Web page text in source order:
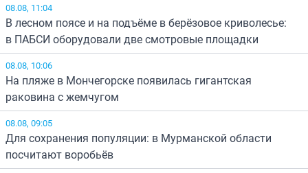
08.08, 11:04
В лесном поясе и на подъёме в берёзовое криволесье:
в ПАБСИ оборудовали две смотровые площадки
08.08, 10:06
На пляже в Мончегорске появилась гигантская
раковина с жемчугом
08.08, 09:05
Для сохранения популяции: в Мурманской области
посчитают воробьёв